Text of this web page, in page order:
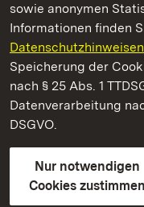
sowie anonymen
Informationen finden
Speicherung der
nach § 25 Abs. 1
Datenverarbeitung
DSGVO.
Nur notwendigen
Cookies zustimmen
Schloss Solitude
Staatliche Schlösser
Kontakt
Gebärdensprache
Erklärung zur
BITV-konform